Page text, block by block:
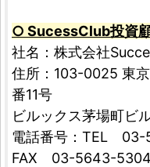
○ SucessClub投資顧
社名：株式会社
住所：103-0025 東
番11号
ビルックス茅場町ビ
電話番号：TEL 03-
FAX 03-5643-5304